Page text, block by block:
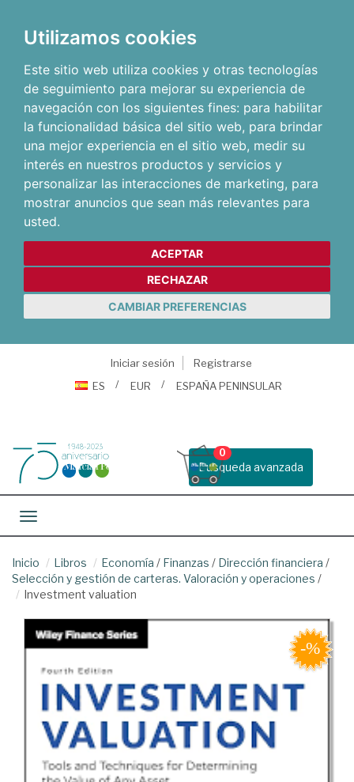
Utilizamos cookies
Este sitio web utiliza cookies y otras tecnologías
de seguimiento para mejorar su experiencia de
navegación con los siguientes fines: para habilitar
la funcionalidad básica del sitio web, para brindar
una mejor experiencia en el sitio web, medir su
interés en nuestros productos y servicios y
personalizar las interacciones de marketing, para
mostrar anuncios que sean más relevantes para
usted.
ACEPTAR
RECHAZAR
CAMBIAR PREFERENCIAS
Iniciar sesión
Registrarse
ES
EUR ESPAÑA PENINSULAR
Busqueda avanzada
0
Toggle navigation
Inicio Libros Economía / Finanzas / Dirección financiera /
Selección y gestión de carteras. Valoración y operaciones /
Investment valuation